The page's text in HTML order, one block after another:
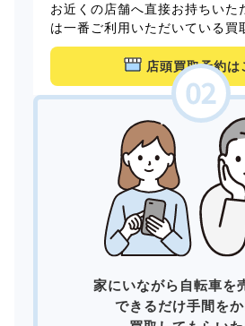
お近くの店舗へ直接お持ちいた
は一番ご利用いただいている買
店頭買取予約は
家にいながら自転車を
できるだけ手間を